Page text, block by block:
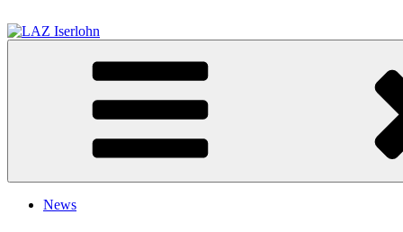
Inhalt
springen
Leichtathletik Zentrum Iserlohn
News